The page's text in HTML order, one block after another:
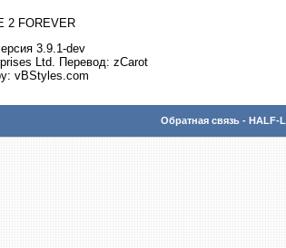
2 FOREVER
3.9.1-dev
Ltd. Перевод: zCarot
vBStyles.com
Обратная связь - HALF-